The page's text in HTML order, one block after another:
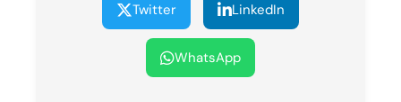
Twitter LinkedIn
WhatsApp